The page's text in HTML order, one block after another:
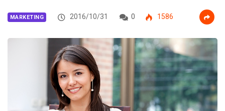
MARKETING 2016/10/31 0 1586